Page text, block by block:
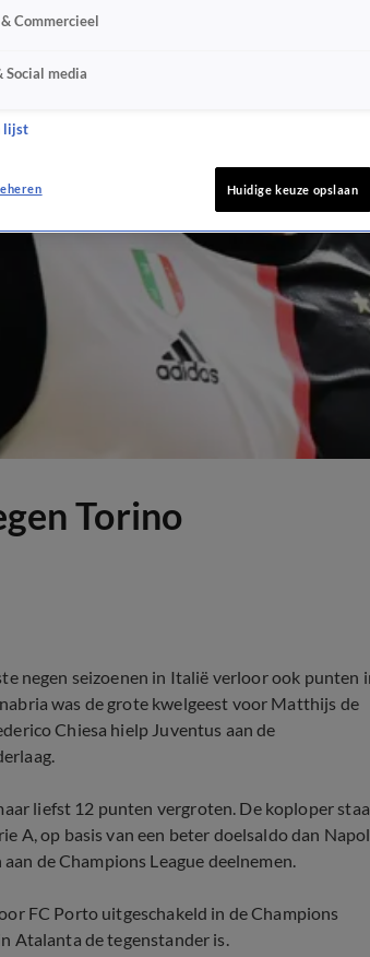
Torino
negen seizoenen in Italië verloor ook punten
was de grote kwelgeest voor Matthijs de
Chiesa hielp Juventus aan de
liefst 12 punten vergroten. De koploper
A, op basis van een beter doelsaldo dan
de Champions League deelnemen.
FC Porto uitgeschakeld in de Champions
Atalanta de tegenstander is.
Commercieel
Social media
lijst
Huidige keuze opslaan